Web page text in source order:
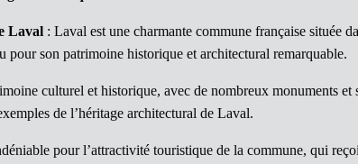
Laval : Laval est une charmante commune française située
pour son patrimoine historique et architectural remarquable.
culturel et historique, avec de nombreux monuments
de l’héritage architectural de Laval.
pour l’attractivité touristique de la commune, qui